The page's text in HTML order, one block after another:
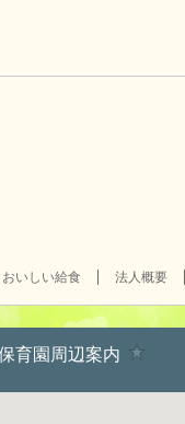
おいしい給食 法人概要